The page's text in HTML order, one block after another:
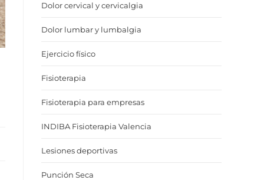
Dolor cervical y cervicalgia
Dolor lumbar y lumbalgia
Ejercicio físico
Fisioterapia
Fisioterapia para empresas
INDIBA Fisioterapia Valencia
Lesiones deportivas
Punción Seca